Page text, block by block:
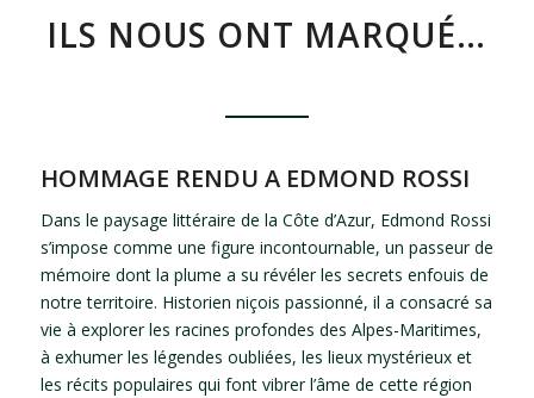
ILS NOUS ONT MARQUÉ…
HOMMAGE RENDU A EDMOND ROSSI
Dans le paysage littéraire de la Côte d’Azur, Edmond Rossi
s’impose comme une figure incontournable, un passeur de
mémoire dont la plume a su révéler les secrets enfouis de
notre territoire. Historien niçois passionné, il a consacré sa
vie à explorer les racines profondes des Alpes-Maritimes,
à exhumer les légendes oubliées, les lieux mystérieux et
les récits populaires qui font vibrer l’âme de cette région